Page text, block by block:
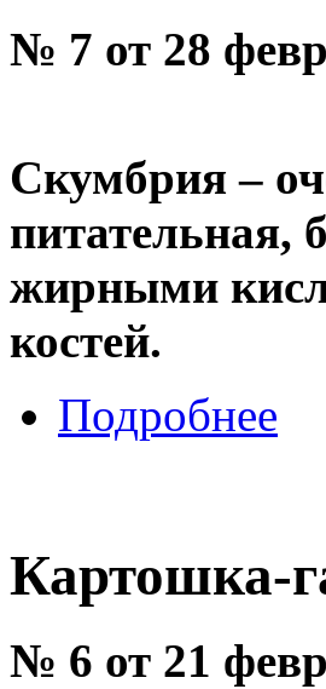
№ 7 от 28
Скумбрия –
питательная,
жирными
костей.
Подробнее
Картошка-
№ 6 от 21